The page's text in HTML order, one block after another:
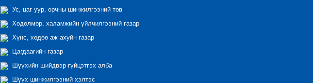
Ус, цаг уур, орчны шинжилгээний төв
Хөдөлмөр, халамжийн үйлчилгээний газар
Хүнс, хөдөө аж ахуйн газар
Цагдаагийн газар
Шүүхийн шийдвэр гүйцэтгэх алба
Шүүх шинжилгээний хэлтэс